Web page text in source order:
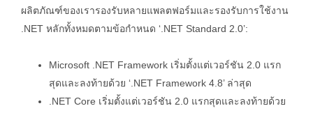
ผลิตภัณฑ์ของเรารองรับหลายแพลตฟอร์มและรองรับการใช้งาน
.NET หลักทั้งหมดตามข้อกำหนด ‘.NET Standard 2.0’:
Microsoft .NET Framework เริ่มตั้งแต่เวอร์ชัน 2.0 แรก
สุดและลงท้ายด้วย ‘.NET Framework 4.8’ ล่าสุด
.NET Core เริ่มตั้งแต่เวอร์ชัน 2.0 แรกสุดและลงท้ายด้วย